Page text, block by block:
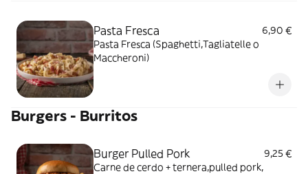
Pasta Fresca
6,90 €
Pasta Fresca (Spaghetti,Tagliatelle o
Maccheroni)
Burgers - Burritos
Burger Pulled Pork
9,25 €
Carne de cerdo + ternera,pulled pork,